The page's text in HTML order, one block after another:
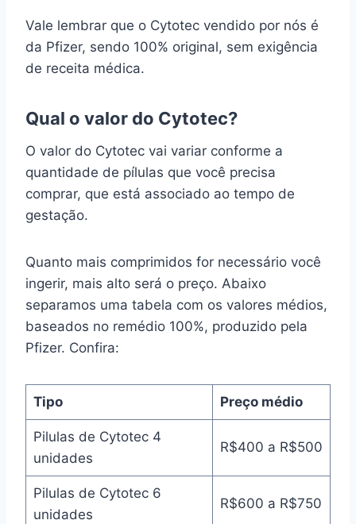
Vale lembrar que o Cytotec vendido por nós é
da Pfizer, sendo 100% original, sem exigência
de receita médica.
Qual o valor do Cytotec?
O valor do Cytotec vai variar conforme a
quantidade de pílulas que você precisa
comprar, que está associado ao tempo de
gestação.
Quanto mais comprimidos for necessário você
ingerir, mais alto será o preço. Abaixo
separamos uma tabela com os valores médios,
baseados no remédio 100%, produzido pela
Pfizer. Confira:
Tipo Preço médio
Pilulas de Cytotec 4
unidades
R$400 a R$500
Pilulas de Cytotec 6
unidades
R$600 a R$750